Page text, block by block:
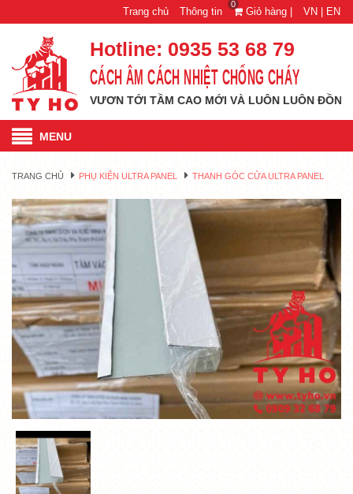
Trang chủ Thông tin
0
Giỏ hàng | VN | EN
Hotline: 0935 53 68 79
CÁCH ÂM CÁCH NHIỆT CHỐNG CHÁY
TỶ HỔ VƯƠN TỚI TẦM CAO MỚI VÀ LUÔN LUÔN ĐỒNG
MENU
TRANG CHỦ PHỤ KIỆN ULTRA PANEL THANH GÓC CỬA ULTRA PANEL